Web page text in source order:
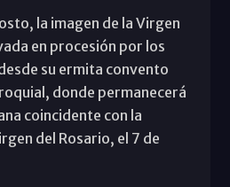
la imagen de la Virgen
en procesión por los
su ermita convento
donde permanecerá
coincidente con la
del Rosario, el 7 de